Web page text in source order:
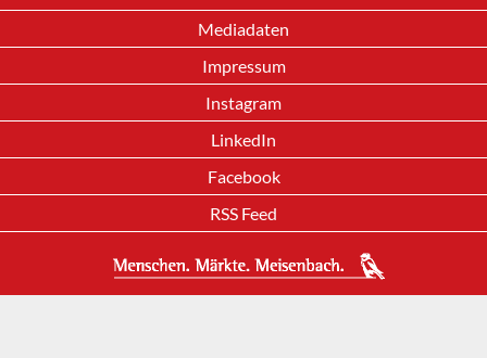
Mediadaten
Impressum
Instagram
LinkedIn
Facebook
RSS Feed